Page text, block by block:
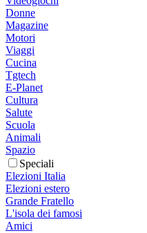
Donne
Magazine
Motori
Viaggi
Cucina
Tgtech
E-Planet
Cultura
Salute
Scuola
Animali
Spazio
Speciali
Elezioni Italia
Elezioni estero
Grande Fratello
L'isola dei famosi
Amici